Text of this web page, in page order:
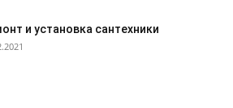
и установка сантехники